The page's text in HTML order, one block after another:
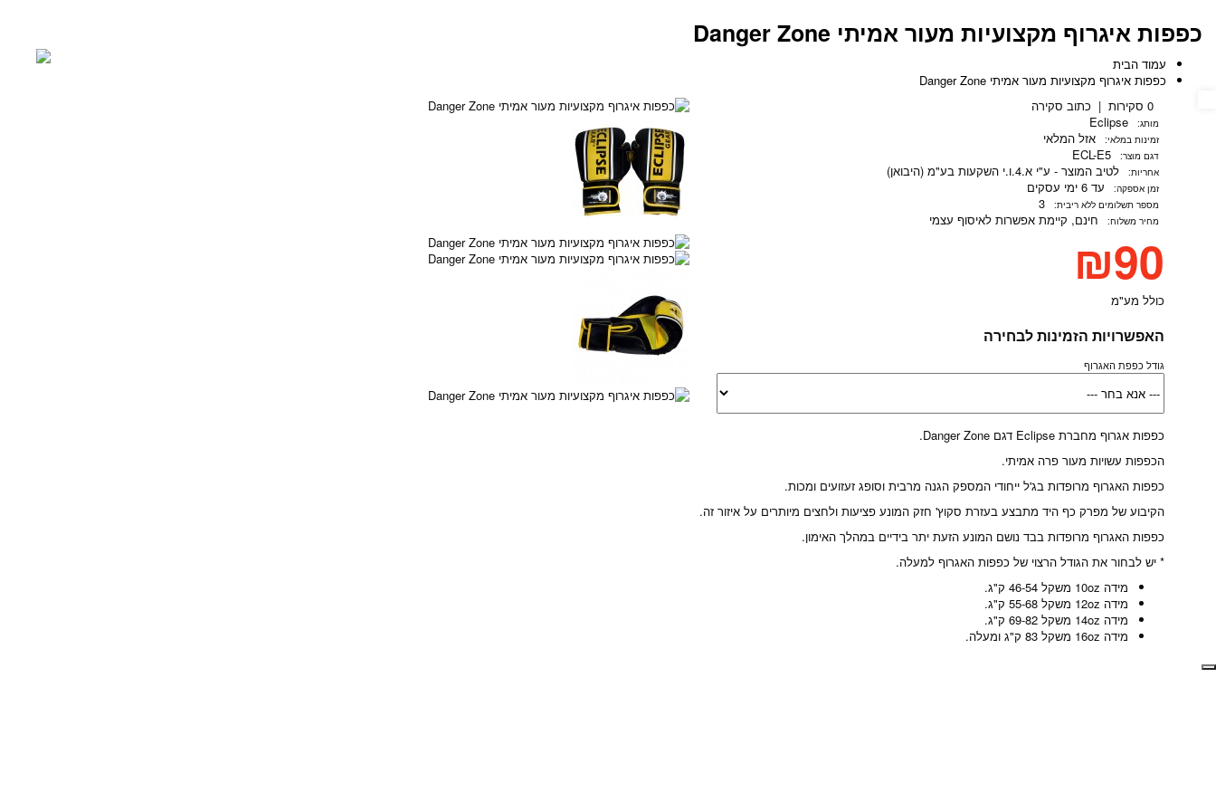
כפפות איגרוף מקצועיות מעור אמיתי Danger Zone
עמוד הבית
כפפות איגרוף מקצועיות מעור אמיתי Danger Zone
0 סקירות
| כתוב סקירה
מותג: Eclipse
זמינות במלאי: אזל המלאי
דגם מוצר: ECL-E5
אחריות: לטיב המוצר - ע"י א.4.ו.י השקעות בע"מ (היבואן)
זמן אספקה: עד 6 ימי עסקים
מספר תשלומים ללא ריבית:
מחיר משלוח: חינם, קיימת אפשרות לאיסוף עצמי
₪90
כולל מע"מ
האפשרויות הזמינות לבחירה
גודל כפפת האגרוף
כפפות אגרוף מחברת Eclipse דגם Danger Zone.
הכפפות עשויות מעור פרה אמיתי.
כפפות האגרוף מרופדות בג'ל ייחודי המספק הגנה מרבית וסופג זעזועים ומכות.
הקיבוע של מפרק כף היד מתבצע בעזרת סקוץ' חזק המונע פציעות ולחצים מיותרים על איזור זה.
כפפות האגרוף מרופדות בבד נושם המונע הזעת יתר בידיים במהלך האימון.
* יש לבחור את הגודל הרצוי של כפפות האגרוף למעלה.
מידה 10oz משקל 46-54 ק"ג.
מידה 12oz משקל 55-68 ק"ג.
מידה 14oz משקל 69-82 ק"ג.
מידה 16oz משקל 83 ק"ג ומעלה.